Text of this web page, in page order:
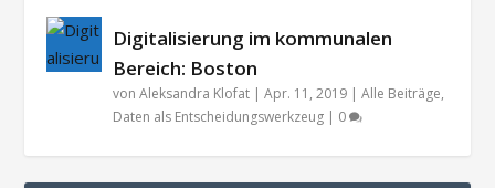
Digitalisierung im kommunalen
Bereich: Boston
vonAleksandra Klofat |Apr. 11, 2019 |Alle Beiträge,
Daten als Entscheidungswerkzeug | 0